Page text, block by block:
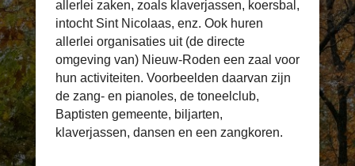
allerlei zaken, zoals klaverjassen, koersbal,
intocht Sint Nicolaas, enz. Ook huren
allerlei organisaties uit (de directe
omgeving van) Nieuw-Roden een zaal voor
hun activiteiten. Voorbeelden daarvan zijn
de zang- en pianoles, de toneelclub,
Baptisten gemeente, biljarten,
klaverjassen, dansen en een zangkoren.